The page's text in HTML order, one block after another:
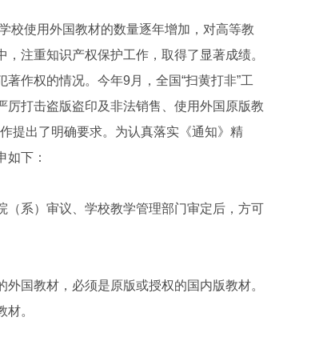
使用外国教材的数量逐年增加，对高等教
注重知识产权保护工作，取得了显著成绩。
作权的情况。今年9月，全国“扫黄打非”工
打击盗版盗印及非法销售、使用外国原版教
提出了明确要求。为认真落实《通知》精
如下：
系）审议、学校教学管理部门审定后，方可
国教材，必须是原版或授权的国内版教材。
。